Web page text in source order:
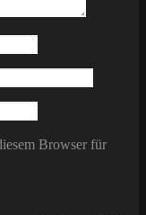
Browser für